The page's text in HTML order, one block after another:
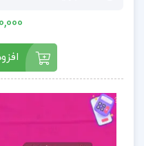
30,000